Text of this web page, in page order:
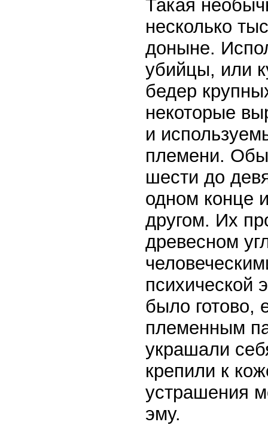
Такая
несколько
доныне.
убийцы, или
бедер
некоторые
и
племени.
шести до
одном конце
другом. Их
древесном
психической
было готово,
племенным
украшали
крепили к
устрашения
эму.